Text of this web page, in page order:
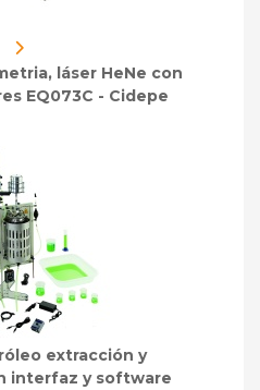
láser HeNe con
EQ073C - Cidepe
extracción y
interfaz y software